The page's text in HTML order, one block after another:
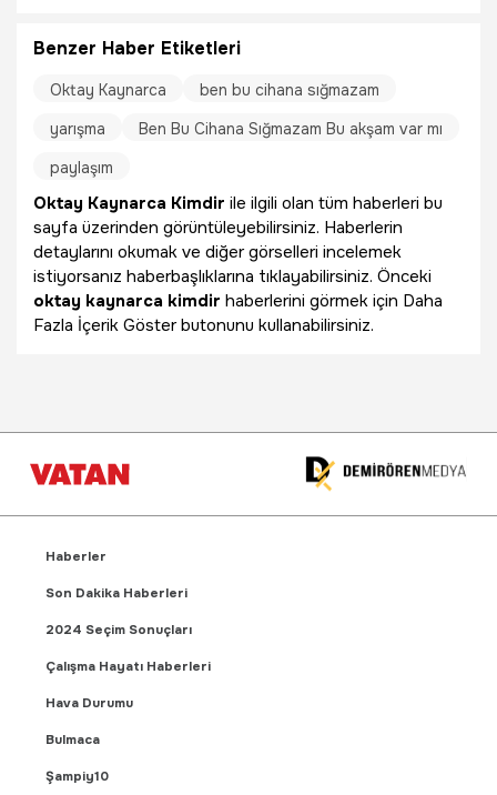
Benzer Haber Etiketleri
Oktay Kaynarca
ben bu cihana sığmazam
yarışma
Ben Bu Cihana Sığmazam Bu akşam var mı
paylaşım
Oktay Kaynarca Kimdir ile ilgili olan tüm haberleri bu
sayfa üzerinden görüntüleyebilirsiniz. Haberlerin
detaylarını okumak ve diğer görselleri incelemek
istiyorsanız haberbaşlıklarına tıklayabilirsiniz. Önceki
oktay kaynarca kimdir haberlerini görmek için Daha
Fazla İçerik Göster butonunu kullanabilirsiniz.
Haberler
Son Dakika Haberleri
2024 Seçim Sonuçları
Çalışma Hayatı Haberleri
Hava Durumu
Bulmaca
Şampiy10